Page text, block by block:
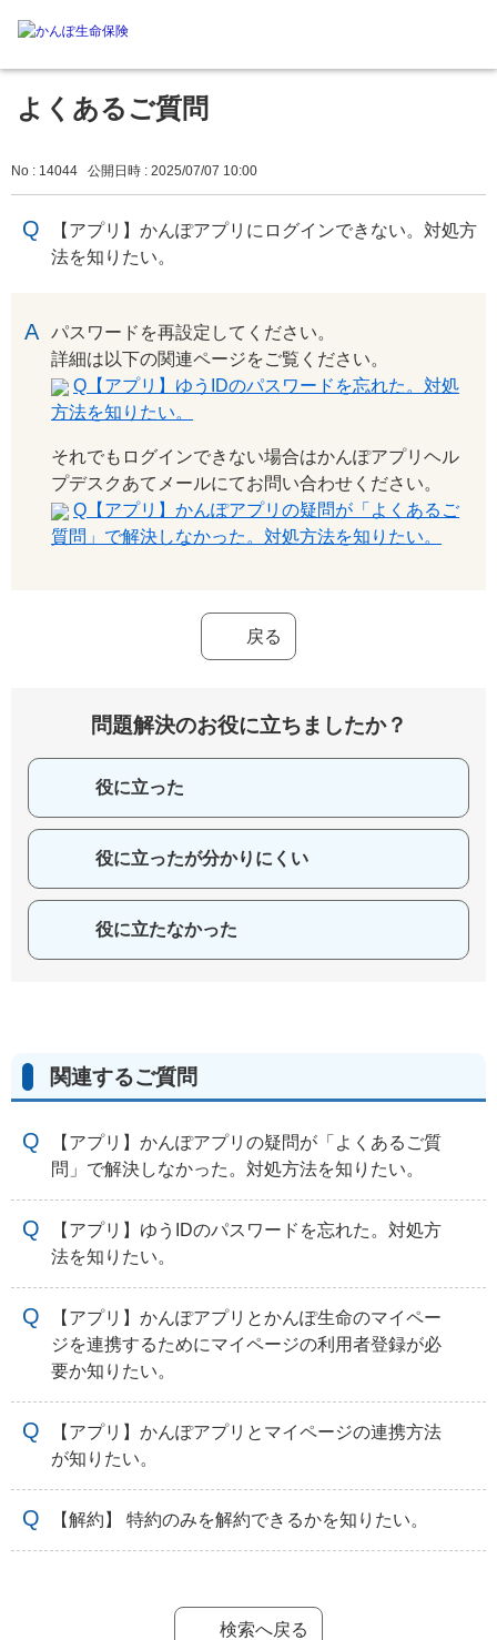
よくあるご質問
No : 14044 公開日時 : 2025/07/07 10:00
【アプリ】かんぽアプリにログインできない。対処方
法を知りたい。
パスワードを再設定してください。
詳細は以下の関連ページをご覧ください。
Q【アプリ】ゆうIDのパスワードを忘れた。対処
方法を知りたい。
それでもログインできない場合はかんぽアプリヘル
プデスクあてメールにてお問い合わせください。
Q【アプリ】かんぽアプリの疑問が「よくあるご
質問」で解決しなかった。対処方法を知りたい。
戻る
問題解決のお役に立ちましたか？
役に立った
役に立ったが分かりにくい
役に立たなかった
関連するご質問
【アプリ】かんぽアプリの疑問が「よくあるご質
問」で解決しなかった。対処方法を知りたい。
【アプリ】ゆうIDのパスワードを忘れた。対処方
法を知りたい。
【アプリ】かんぽアプリとかんぽ生命のマイペー
ジを連携するためにマイページの利用者登録が必
要か知りたい。
【アプリ】かんぽアプリとマイページの連携方法
が知りたい。
【解約】 特約のみを解約できるかを知りたい。
検索へ戻る